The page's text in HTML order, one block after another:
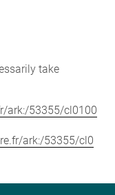
take
ark:/53355/cl0100
ark:/53355/cl0